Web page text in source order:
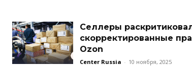
Селлеры
скорректированные
Ozon
Center Russia - 10 ноября, 2025